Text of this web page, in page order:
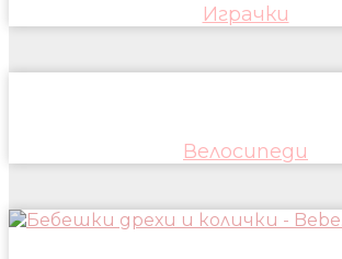
Играчки
Велосипеди